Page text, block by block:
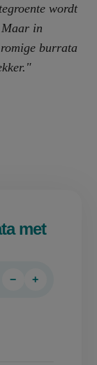
wordt
Maar in
burrata
met
Persoon
−
Persoon
+